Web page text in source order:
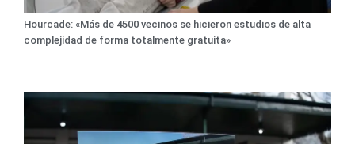
Hourcade: «Más de 4500 vecinos se hicieron estudios de alta
complejidad de forma totalmente gratuita»